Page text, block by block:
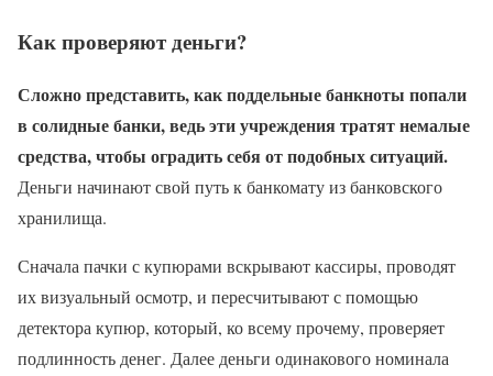
Как проверяют деньги?
Сложно представить, как поддельные банкноты попали
в солидные банки, ведь эти учреждения тратят немалые
средства, чтобы оградить себя от подобных ситуаций.
Деньги начинают свой путь к банкомату из банковского
хранилища.
Сначала пачки с купюрами вскрывают кассиры, проводят
их визуальный осмотр, и пересчитывают с помощью
детектора купюр, который, ко всему прочему, проверяет
подлинность денег. Далее деньги одинакового номинала